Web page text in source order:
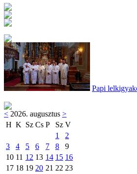
Papi
< 2026. augusztus >
H K Sz Cs P Sz V
1
2
3
4 5 6 7 8
9
10 11 12 13 14 15 16
17 18 19 20 21 22 23